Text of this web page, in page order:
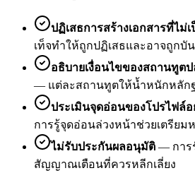
ปฏิเสธการสร้างเอกสารที่ไม่
เท็จทำให้ถูกปฏิเสธและอาจถูกบั
อธิบายเงื่อนไขของสถานทูต
— แต่ละสถานทูตให้น้ำหนักหลัก
ประเมินจุดอ่อนของโปรไฟล์อ
การรู้จุดอ่อนล่วงหน้าช่วยเตรีย
ไม่รับประกันผลอนุมัติ — กา
สัญญาณเตือนที่ควรหลีกเลี่ยง